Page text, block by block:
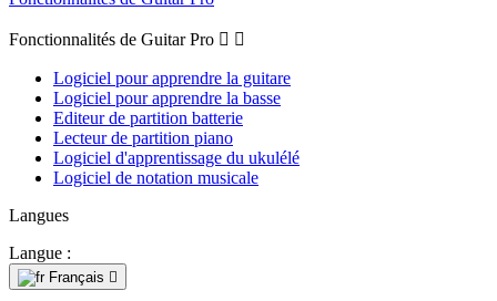
Fonctionnalités de Guitar Pro  
Logiciel pour apprendre la guitare
Logiciel pour apprendre la basse
Editeur de partition batterie
Lecteur de partition piano
Logiciel d'apprentissage du ukulélé
Logiciel de notation musicale
Langues
Langue :
Français 